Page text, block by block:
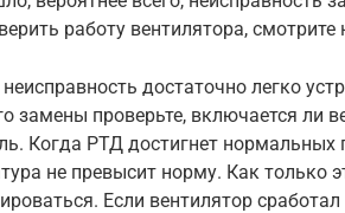
работу вентилятора, смотрите
достаточно легко
замены проверьте, включается ли
Когда РТД достигнет
не превысит норму. Как только
Если вентилятор